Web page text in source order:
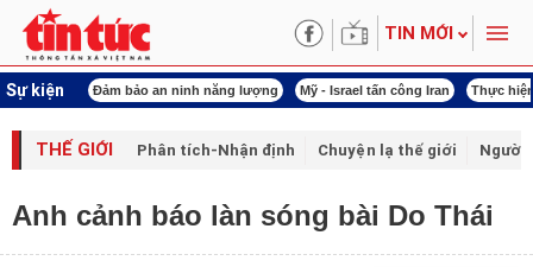
TIN MỚI
Sự kiện
khóa XVI Đảm bảo an ninh năng lượng Mỹ - Israel tấn công Iran Thực
THẾ GIỚI Phân tích-Nhận định Chuyện lạ thế giới Người
Anh cảnh báo làn sóng bài Do Thái